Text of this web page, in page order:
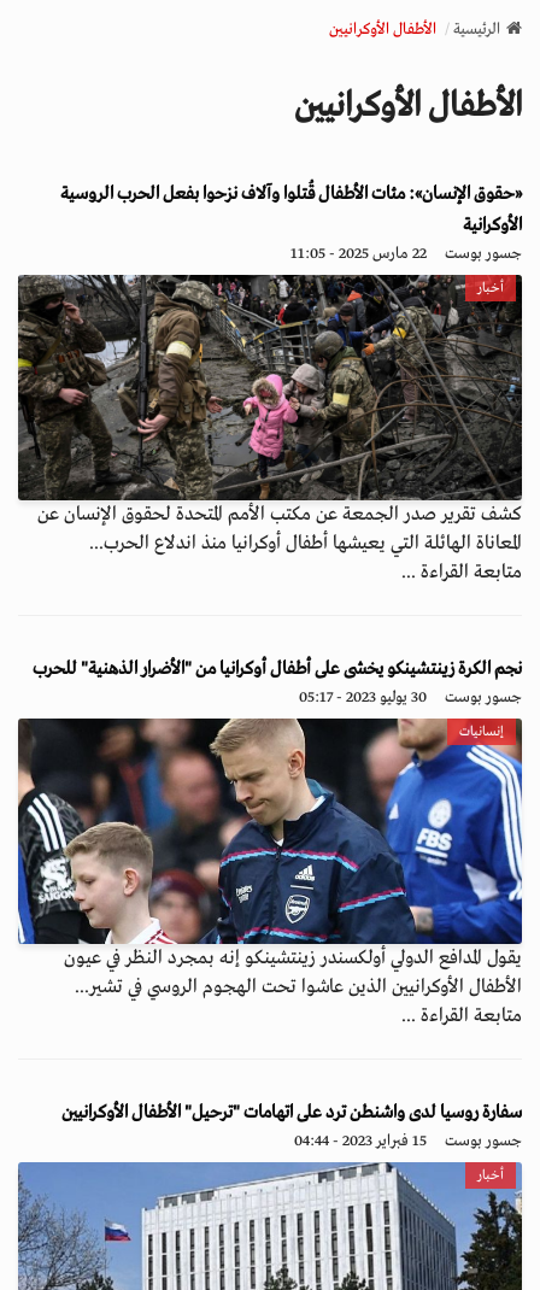
v
a
o
n
الرئيسية الأطفال الأوكرانيين
الأطفال الأوكرانيين
«حقوق الإنسان»: مئات الأطفال قُتلوا وآلاف نزحوا بفعل الحرب الروسية
الأوكرانية
جسور بوست 22 مارس 2025 - 11:05
أخبار
كشف تقرير صدر الجمعة عن مكتب الأمم المتحدة لحقوق الإنسان عن
المعاناة الهائلة التي يعيشها أطفال أوكرانيا منذ اندلاع الحرب...
متابعة القراءة ...
نجم الكرة زينتشينكو يخشى على أطفال أوكرانيا من "الأضرار الذهنية" للحرب
جسور بوست 30 يوليو 2023 - 05:17
إنسانيات
يقول المدافع الدولي أولكسندر زينتشينكو إنه بمجرد النظر في عيون
الأطفال الأوكرانيين الذين عاشوا تحت الهجوم الروسي في تشير...
متابعة القراءة ...
سفارة روسيا لدى واشنطن ترد على اتهامات "ترحيل" الأطفال الأوكرانيين
جسور بوست 15 فبراير 2023 - 04:44
أخبار